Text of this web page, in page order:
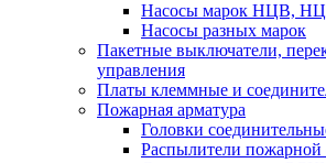
Насосы марок НЦВ,
Насосы разных марок
Пакетные выключатели,
управления
Платы клеммные и
Пожарная арматура
Головки
Распылители пожарной